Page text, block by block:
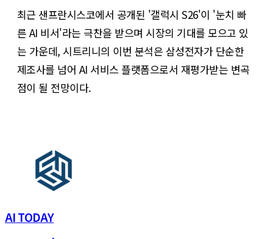
최근 샌프란시스코에서 공개된 '갤럭시 S26'이 '눈치 빠
른 AI 비서'라는 극찬을 받으며 시장의 기대를 모으고 있
는 가운데, 시트리니의 이번 분석은 삼성전자가 단순한
제조사를 넘어 AI 서비스 플랫폼으로서 재평가받는 변곡
점이 될 전망이다.
AI TODAY